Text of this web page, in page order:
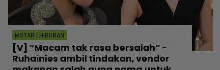
MSTAR | HIBURAN
[V] “Macam tak rasa bersalah“ -
Ruhainies ambil tindakan, vendor